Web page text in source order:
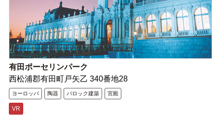
有田ポーセリンパーク
西松浦郡有田町戸矢乙 340番地28
ヨーロッパ 陶器 バロック建築 宮殿
VR